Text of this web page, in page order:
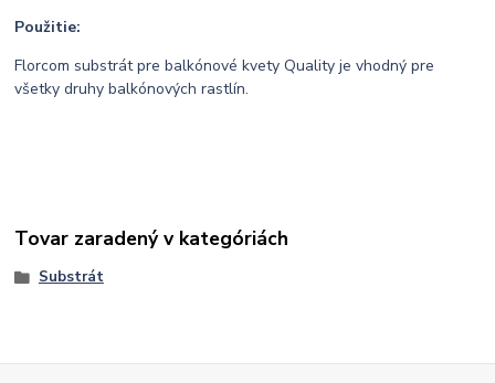
Použitie:
Florcom substrát pre balkónové kvety Quality je vhodný pre
všetky druhy balkónových rastlín.
Tovar zaradený v kategóriách
Substrát